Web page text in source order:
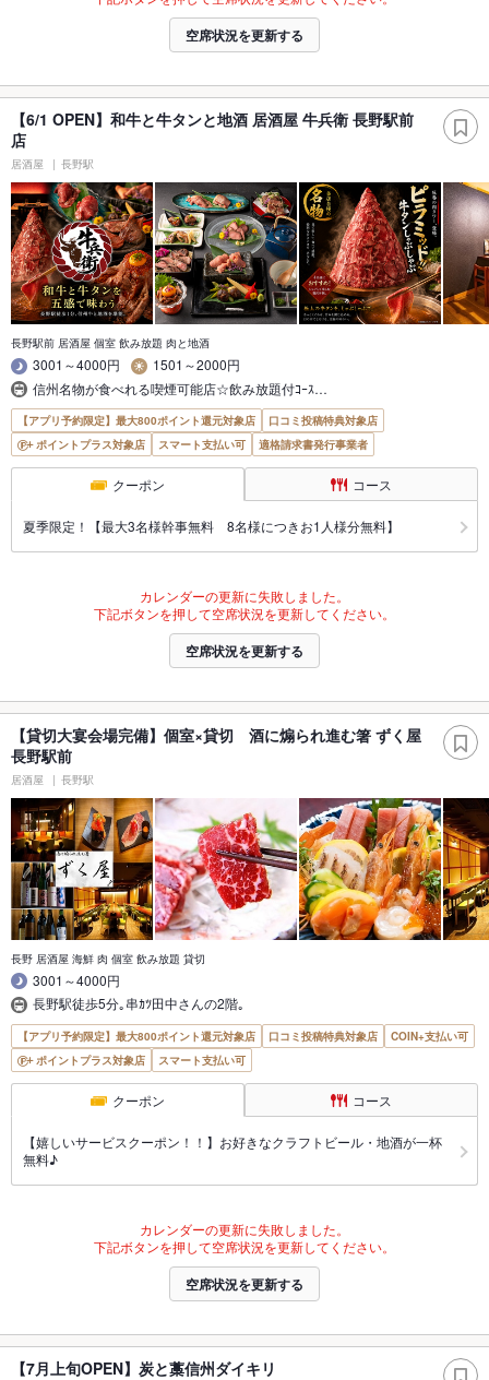
空席状況を更新する
【6/1 OPEN】和牛と牛タンと地酒 居酒屋 牛兵衛 長野駅前
店
居酒屋 長野駅
長野駅前 居酒屋 個室 飲み放題 肉と地酒
3001～4000円
1501～2000円
信州名物が食べれる喫煙可能店☆飲み放題付ｺｰｽ…
【アプリ予約限定】最大800ポイント還元対象店
口コミ投稿特典対象店
ポイントプラス対象店
スマート支払い可 適格請求書発行事業者
クーポン コース
夏季限定！【最大3名様幹事無料 8名様につきお1人様分無料】
カレンダーの更新に失敗しました。
下記ボタンを押して空席状況を更新してください。
空席状況を更新する
【貸切大宴会場完備】個室×貸切 酒に煽られ進む箸 ずく屋
長野駅前
居酒屋 長野駅
長野 居酒屋 海鮮 肉 個室 飲み放題 貸切
3001～4000円
長野駅徒歩5分｡串ｶﾂ田中さんの2階｡
【アプリ予約限定】最大800ポイント還元対象店 口コミ投稿特典対象店
COIN+支払い可
ポイントプラス対象店
スマート支払い可
クーポン コース
【嬉しいサービスクーポン！！】お好きなクラフトビール・地酒が一杯
無料♪
カレンダーの更新に失敗しました。
下記ボタンを押して空席状況を更新してください。
空席状況を更新する
【7月上旬OPEN】炭と藁信州ダイキリ